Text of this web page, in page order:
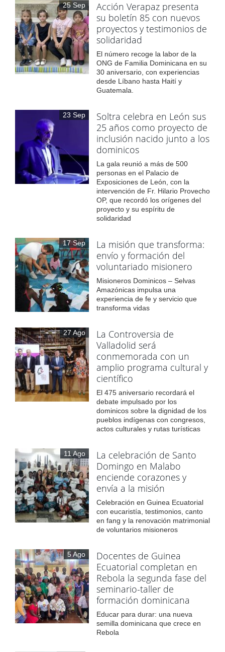
25 Sep
Acción Verapaz presenta
su boletín 85 con nuevos
proyectos y testimonios de
solidaridad
El número recoge la labor de la
ONG de Familia Dominicana en su
30 aniversario, con experiencias
desde Líbano hasta Haití y
Guatemala.
23 Sep
Soltra celebra en León sus
25 años como proyecto de
inclusión nacido junto a los
dominicos
La gala reunió a más de 500
personas en el Palacio de
Exposiciones de León, con la
intervención de Fr. Hilario Provecho
OP, que recordó los orígenes del
proyecto y su espíritu de
solidaridad
17 Sep
La misión que transforma:
envío y formación del
voluntariado misionero
Misioneros Dominicos – Selvas
Amazónicas impulsa una
experiencia de fe y servicio que
transforma vidas
27 Ago
La Controversia de
Valladolid será
conmemorada con un
amplio programa cultural y
científico
El 475 aniversario recordará el
debate impulsado por los
dominicos sobre la dignidad de los
pueblos indígenas con congresos,
actos culturales y rutas turísticas
11 Ago
La celebración de Santo
Domingo en Malabo
enciende corazones y
envía a la misión
Celebración en Guinea Ecuatorial
con eucaristía, testimonios, canto
en fang y la renovación matrimonial
de voluntarios misioneros
5 Ago
Docentes de Guinea
Ecuatorial completan en
Rebola la segunda fase del
seminario-taller de
formación dominicana
Educar para durar: una nueva
semilla dominicana que crece en
Rebola